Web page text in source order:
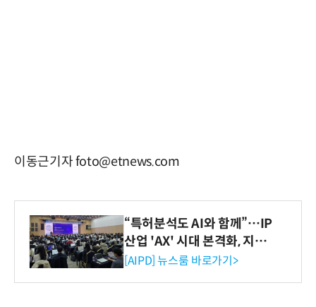
이동근기자 foto@etnews.com
“특허분석도 AI와 함께”…IP
산업 'AX' 시대 본격화, 지식
재산처 1호 AI IP데이터분석
[AIPD] 뉴스룸 바로가기>